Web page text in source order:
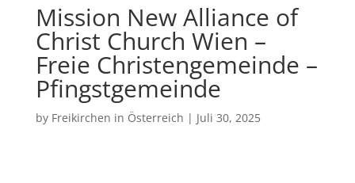
Mission New Alliance of
Christ Church Wien –
Freie Christengemeinde –
Pfingstgemeinde
by Freikirchen in Österreich | Juli 30, 2025